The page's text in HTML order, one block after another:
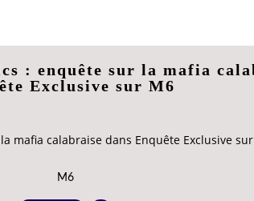
: enquête sur la mafia
Exclusive sur M6
mafia calabraise dans Enquête Exclusive
M6